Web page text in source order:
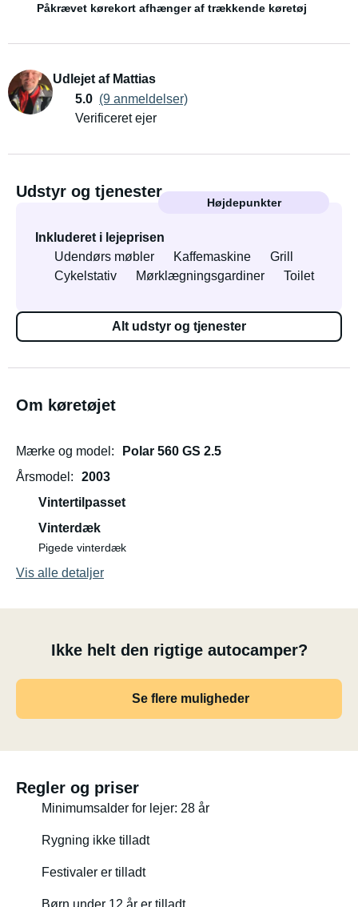
Påkrævet kørekort afhænger af trækkende køretøj
Udlejet af Mattias
5.0 (9 anmeldelser)
Verificeret ejer
Udstyr og tjenester
Højdepunkter
Inkluderet i lejeprisen
Udendørs møbler
Kaffemaskine
Grill
Cykelstativ
Mørklægningsgardiner Toilet
Alt udstyr og tjenester
Om køretøjet
Mærke og model
Polar 560 GS 2.5
Årsmodel
2003
Vintertilpasset
Vinterdæk
Pigede vinterdæk
Vis alle detaljer
Ikke helt den rigtige autocamper?
Se flere muligheder
Regler og priser
Minimumsalder for lejer: 28 år
Rygning ikke tilladt
Festivaler er tilladt
Børn under 12 år er tilladt